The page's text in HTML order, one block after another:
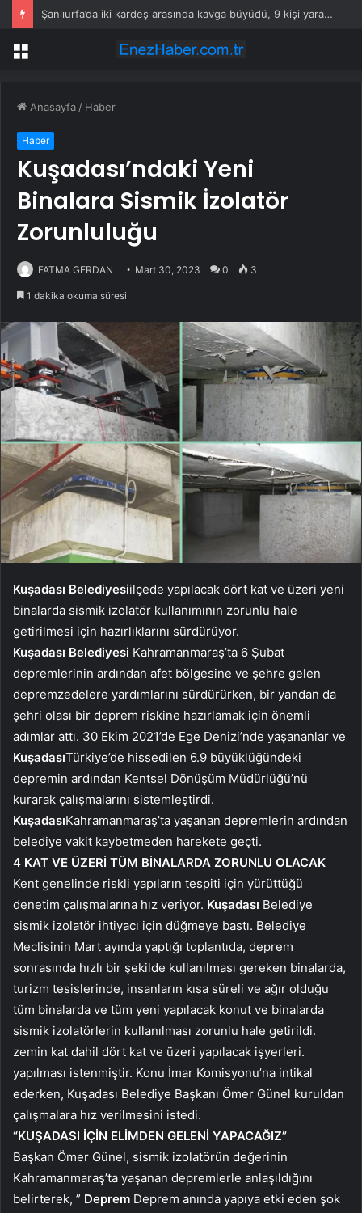
Şanlıurfa’da iki kardeş arasında kavga büyüdü, 9 kişi yaralandı
Menü
Anasayfa / Haber
Haber
Kuşadası’ndaki Yeni
Binalara Sismik İzolatör
Zorunluluğu
FATMA GERDAN Mart 30, 2023 0 3
1 dakika okuma süresi
Kuşadası Belediyesiilçede yapılacak dört kat ve üzeri yeni
binalarda sismik izolatör kullanımının zorunlu hale
getirilmesi için hazırlıklarını sürdürüyor.
Kuşadası Belediyesi Kahramanmaraş’ta 6 Şubat
depremlerinin ardından afet bölgesine ve şehre gelen
depremzedelere yardımlarını sürdürürken, bir yandan da
şehri olası bir deprem riskine hazırlamak için önemli
adımlar attı. 30 Ekim 2021’de Ege Denizi’nde yaşananlar ve
KuşadasıTürkiye’de hissedilen 6.9 büyüklüğündeki
depremin ardından Kentsel Dönüşüm Müdürlüğü’nü
kurarak çalışmalarını sistemleştirdi.
KuşadasıKahramanmaraş’ta yaşanan depremlerin ardından
belediye vakit kaybetmeden harekete geçti.
4 KAT VE ÜZERİ TÜM BİNALARDA ZORUNLU OLACAK
Kent genelinde riskli yapıların tespiti için yürüttüğü
denetim çalışmalarına hız veriyor. Kuşadası Belediye
sismik izolatör ihtiyacı için düğmeye bastı. Belediye
Meclisinin Mart ayında yaptığı toplantıda, deprem
sonrasında hızlı bir şekilde kullanılması gereken binalarda,
turizm tesislerinde, insanların kısa süreli ve ağır olduğu
tüm binalarda ve tüm yeni yapılacak konut ve binalarda
sismik izolatörlerin kullanılması zorunlu hale getirildi.
zemin kat dahil dört kat ve üzeri yapılacak işyerleri.
yapılması istenmiştir. Konu İmar Komisyonu’na intikal
ederken, Kuşadası Belediye Başkanı Ömer Günel kuruldan
çalışmalara hız verilmesini istedi.
“KUŞADASI İÇİN ELİMDEN GELENİ YAPACAĞIZ”
Başkan Ömer Günel, sismik izolatörün değerinin
Kahramanmaraş’ta yaşanan depremlerle anlaşıldığını
belirterek, ” Deprem Deprem anında yapıya etki eden şok